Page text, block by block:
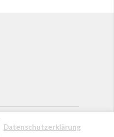
© 2026 by Round Table 5
Datenschutzerklärung